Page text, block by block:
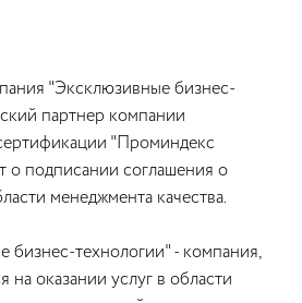
"Эксклюзивные бизнес-
партнер компании
"Проминдекс
о подписании соглашения о
менеджмента качества.
технологии" - компания,
на оказании услуг в области